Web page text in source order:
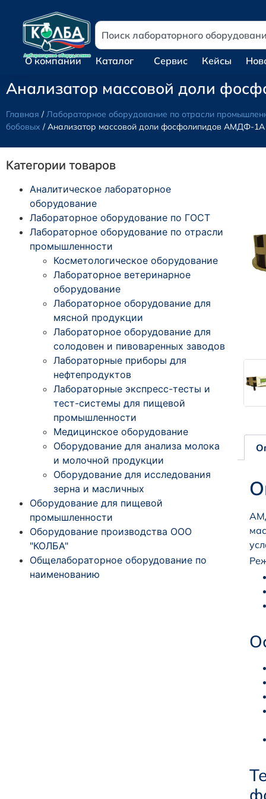
О компании Каталог Сервис Кейсы
Анализатор массовой доли
Главная /Лабораторное оборудование по отрасли
бобовых / Анализатор массовой доли фосфолипидов АМДФ-1А
Категории товаров
Аналитическое лабораторное
оборудование
Лабораторное оборудование по ГОСТ
Лабораторное оборудование по отрасли
промышленности
Косметологическое оборудование
Лабораторное ветеринарное
оборудование
Лабораторное оборудование для
мясной продукции
Лабораторное оборудование для
солодовен и пивоваренных заводов
Лабораторные приборы для
нефтепродуктов
Лабораторные экспресс-тесты и
тест-системы для пищевой
промышленности
Медицинское оборудование
Оборудование для анализа молока
и молочной продукции
Оборудование для исследования
зерна и масличных
Оборудование для пищевой
промышленности
Оборудование производства ООО
"КОЛБА"
Общелабораторное оборудование по
наименованию